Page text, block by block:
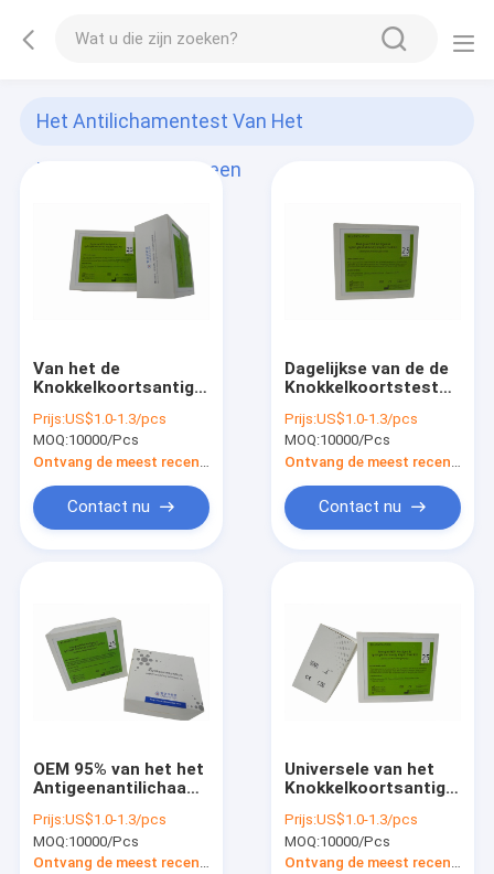
Het Antilichamentest Van Het
Knokkelkoortsantigeen
Van het de
Knokkelkoortsantigeen
Combo het
Antilichamentest Kit
Immunochromatography
Prijs:US$1.0-1.3/pcs
MOQ:10000/Pcs
Contact nu
Dagelijkse van de de
Knokkelkoortstest
NS1 de
Uitrustings25pcs
Snelle Diagnostische
test voor
Knokkelkoorts
Prijs:US$1.0-1.3/pcs
MOQ:10000/Pcs
Contact nu
OEM 95% van het het
Antigeenantilichaam
Nauwkeurigheidsknokkelkoorts
van de Testcombo
Snelle de
Prijs:US$1.0-1.3/pcs
MOQ:10000/Pcs
Universele van het
Knokkelkoortsantigeen
Kit
Immunochromatography
Prijs:US$1.0-1.3/pcs
MOQ:10000/Pcs